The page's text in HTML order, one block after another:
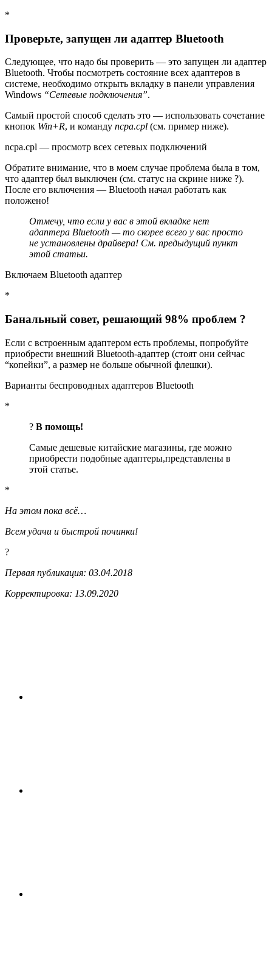
*
Проверьте, запущен ли адаптер Bluetooth
Следующее, что надо бы проверить — это запущен ли адаптер
Bluetooth. Чтобы посмотреть состояние всех адаптеров в
системе, необходимо открыть вкладку в панели управления
Windows “Сетевые подключения”.
Самый простой способ сделать это — использовать сочетание
кнопок Win+R, и команду ncpa.cpl (см. пример ниже).
ncpa.cpl — просмотр всех сетевых подключений
Обратите внимание, что в моем случае проблема была в том,
что адаптер был выключен (см. статус на скрине ниже ?).
После его включения — Bluetooth начал работать как
положено!
Отмечу, что если у вас в этой вкладке нет
адаптера Bluetooth — то скорее всего у вас просто
не установлены драйвера! См. предыдущий пункт
этой статьи.
Включаем Bluetooth адаптер
*
Банальный совет, решающий 98% проблем ?
Если с встроенным адаптером есть проблемы, попробуйте
приобрести внешний Bluetooth-адаптер (стоят они сейчас
“копейки”, а размер не больше обычной флешки).
Варианты беспроводных адаптеров Bluetooth
*
? В помощь!
Самые дешевые китайские магазины, где можно
приобрести подобные адаптеры,представлены в
этой статье.
*
На этом пока всё…
Всем удачи и быстрой починки!
?
Первая публикация: 03.04.2018
Корректировка: 13.09.2020